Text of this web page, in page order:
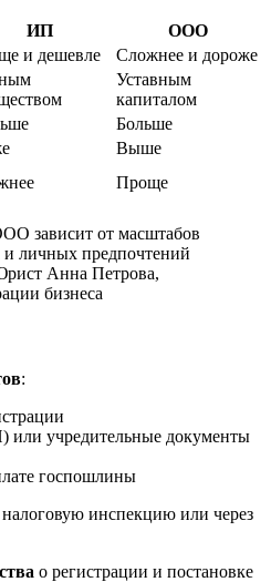
ИП
ООО
и дешевле
Сложнее и дороже
Уставным
капиталом
Больше
Выше
Проще
зависит от масштабов
и личных предпочтений
Анна Петрова,
бизнеса
:
или учредительные документы
госпошлины
инспекцию или через
о регистрации и постановке